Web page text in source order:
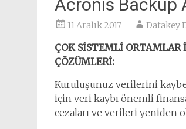
Acronis Backup
11 Aralık 2017 Datakey
ÇOK SİSTEMLİ
ÇÖZÜMLERİ:
Kuruluşunuz verilerini
için veri kaybı önemli
cezaları ve verileri yeniden